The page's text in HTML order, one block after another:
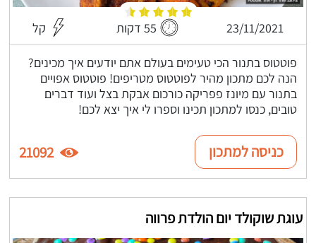
23/11/2021 55 דקות קל
פוטטוס בתנור הכי טעימים בעולם אתם יודעים איך מכינים?
הנה לכם מתכון מהיר לפוטטוס מטריפים! פוטטוס אפויים
בתנור עם מיונז פפריקה כורכום אבקת בצל ועוד דברים
טובים, כנסו למתכון תכינו וספרו לי איך יצא לכם!
כניסה למתכון 21092
עוגת שוקולד יום הולדת פרווה